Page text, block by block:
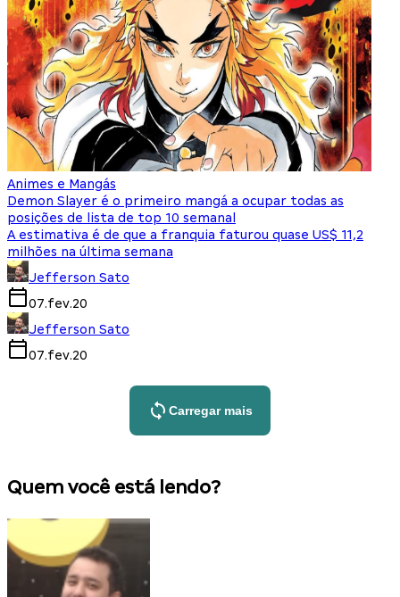
Animes e Mangás
Demon Slayer é o primeiro mangá a ocupar todas as
posições de lista de top 10 semanal
A estimativa é de que a franquia faturou quase US$ 11,2
milhões na última semana
Jefferson Sato
07.fev.20
Jefferson Sato
07.fev.20
Carregar mais
Quem você está lendo?